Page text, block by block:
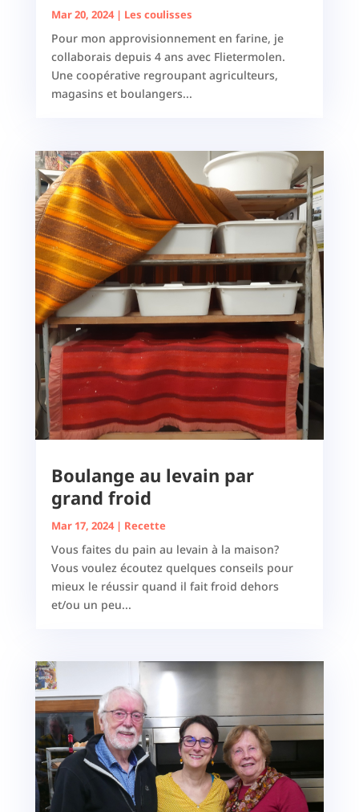
Mar 20, 2024| Les coulisses
Pour mon approvisionnement en farine, je
collaborais depuis 4 ans avec Flietermolen.
Une coopérative regroupant agriculteurs,
magasins et boulangers...
Boulange au levain par
grand froid
Mar 17, 2024| Recette
Vous faites du pain au levain à la maison?
Vous voulez écoutez quelques conseils pour
mieux le réussir quand il fait froid dehors
et/ou un peu...